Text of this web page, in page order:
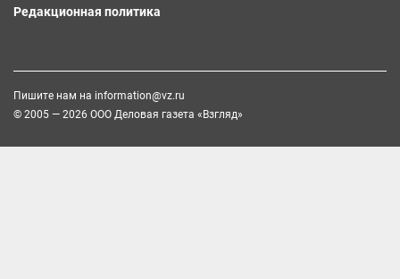
Редакционная политика
Пишите нам на information@vz.ru
© 2005 — 2026 ООО Деловая газета «Взгляд»